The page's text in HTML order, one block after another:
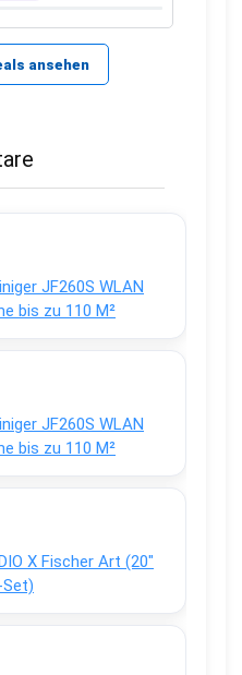
ansehen
JF260S WLAN
bis zu 110 M²
JF260S WLAN
bis zu 110 M²
X Fischer Art (20″